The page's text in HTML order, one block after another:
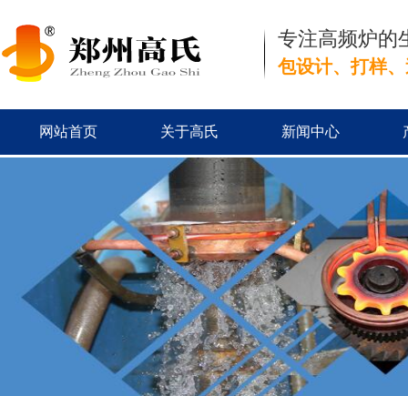
专注高频炉的
包设计、打样
网站首页 关于高氏 新闻中心